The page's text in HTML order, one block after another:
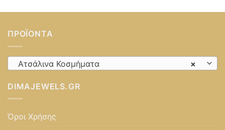
ΠΡΟΪΌΝΤΑ
×
Ατσάλινα Κοσμήματα
DIMAJEWELS.GR
Όροι Χρήσης